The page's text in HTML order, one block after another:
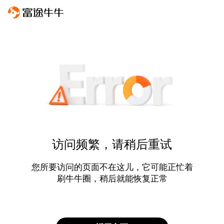
访问频繁，请稍后重试
您所要访问的页面不在这儿，它可能正忙着
刷牛牛圈，稍后就能恢复正常